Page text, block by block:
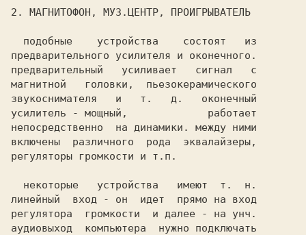
предварительного усилителя и оконечного.
предварительный   усиливает   сигнал   с
магнитной   головки,  пьезокерамического
звукоснимателя   и   т.   д.   оконечный
усилитель - мощный,             работает
непосредственно  на динамики. между ними
включены  различного  рода  эквалайзеры,
линейный  вход - он  идет  прямо на вход
регулятора  громкости  и далее - на унч.
аудиовыход  компьютера  нужно подключать